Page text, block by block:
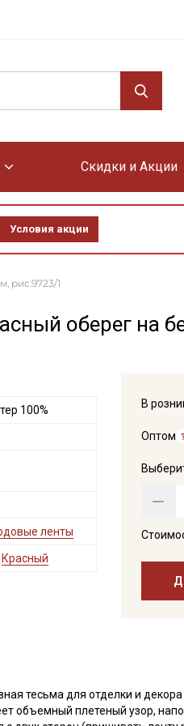
Скидки и Акции
Условия акции
рис.9723/1
оберег на
В
Оптом
100%
ленты
Красный
тесьма для отделки и
объемный плетеный узор,